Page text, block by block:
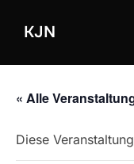
InhaltKJN
« Alle
Diese